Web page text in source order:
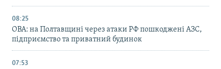
08:25
ОВА: на Полтавщині через атаки РФ пошкоджені АЗС,
підприємство та приватний будинок
07:53